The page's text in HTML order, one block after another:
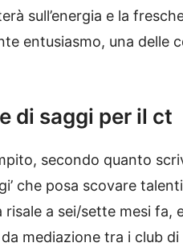
sull’energia e la
entusiasmo, una delle
di saggi per il ct
secondo quanto
che posa scovare
risale a sei/sette mesi fa,
da mediazione tra i club